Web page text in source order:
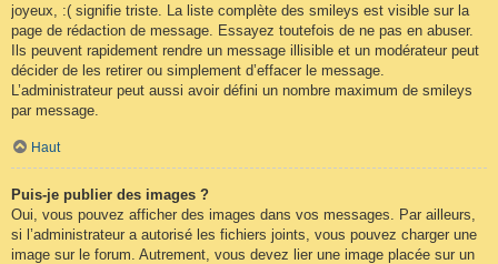
joyeux, :( signifie triste. La liste complète des smileys est visible sur la
page de rédaction de message. Essayez toutefois de ne pas en abuser.
Ils peuvent rapidement rendre un message illisible et un modérateur peut
décider de les retirer ou simplement d’effacer le message.
L’administrateur peut aussi avoir défini un nombre maximum de smileys
par message.
Haut
Puis-je publier des images ?
Oui, vous pouvez afficher des images dans vos messages. Par ailleurs,
si l’administrateur a autorisé les fichiers joints, vous pouvez charger une
image sur le forum. Autrement, vous devez lier une image placée sur un